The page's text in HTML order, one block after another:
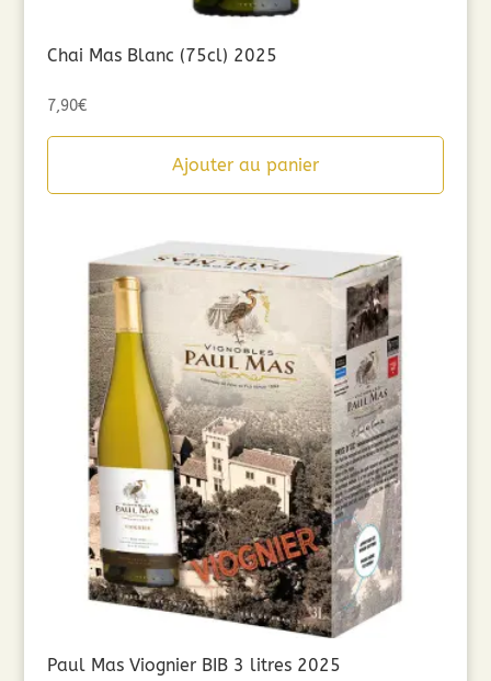
Chai Mas Blanc (75cl) 2025
7,90€
Ajouter au panier
Paul Mas Viognier BIB 3 litres 2025